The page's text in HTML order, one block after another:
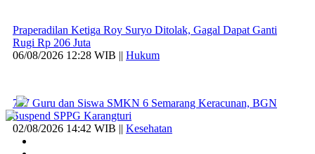
Praperadilan Ketiga Roy Suryo Ditolak, Gagal Dapat Ganti
Rugi Rp 206 Juta
06/08/2026 12:28 WIB || Hukum
707 Guru dan Siswa SMKN 6 Semarang Keracunan, BGN
Suspend SPPG Karangturi
02/08/2026 14:42 WIB || Kesehatan